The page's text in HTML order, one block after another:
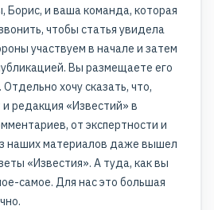
Борис, и ваша команда, которая
чтобы статья увидела
участвуем в начале и затем
Вы размещаете его
хочу сказать, что,
редакция «Известий» в
от экспертности и
наших материалов даже вышел
«Известия». А туда, как вы
самое. Для нас это большая